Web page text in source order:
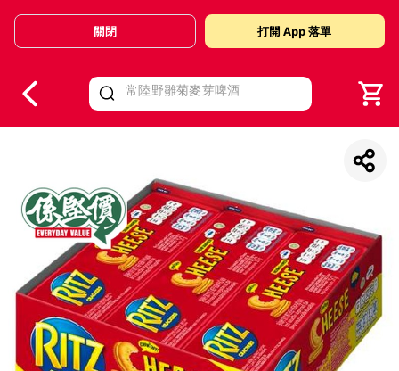
Valid Until 30 June 2026
關閉 打開 App 落單